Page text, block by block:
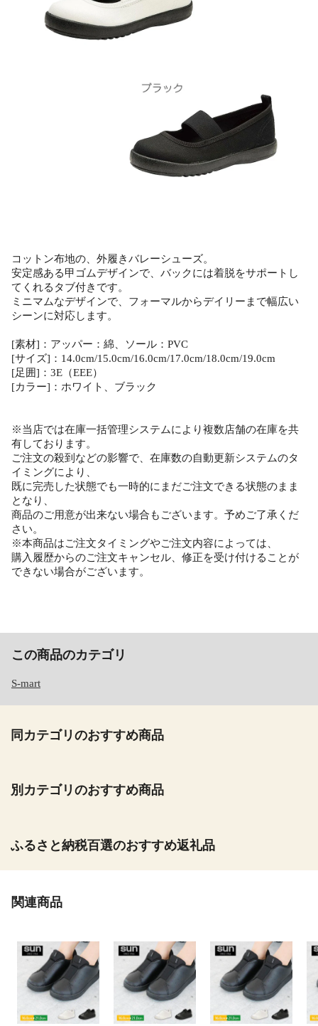
コットン布地の、外履きバレーシューズ。
安定感ある甲ゴムデザインで、バックには着脱をサポートし
てくれるタブ付きです。
ミニマムなデザインで、フォーマルからデイリーまで幅広い
シーンに対応します。
[素材]：アッパー：綿、ソール：PVC
[サイズ]：14.0cm/15.0cm/16.0cm/17.0cm/18.0cm/19.0cm
[足囲]：3E（EEE）
[カラー]：ホワイト、ブラック
※当店では在庫一括管理システムにより複数店舗の在庫を共
有しております。
ご注文の殺到などの影響で、在庫数の自動更新システムのタ
イミングにより、
既に完売した状態でも一時的にまだご注文できる状態のまま
となり、
商品のご用意が出来ない場合もございます。予めご了承くだ
さい。
※本商品はご注文タイミングやご注文内容によっては、
購入履歴からのご注文キャンセル、修正を受け付けることが
できない場合がございます。
この商品のカテゴリ
S-mart
同カテゴリのおすすめ商品
別カテゴリのおすすめ商品
ふるさと納税百選のおすすめ返礼品
関連商品